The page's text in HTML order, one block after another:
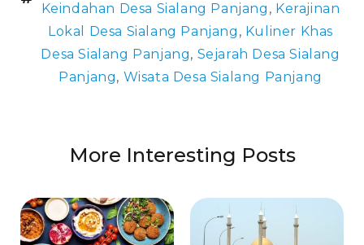
Keindahan Desa Sialang Panjang , Kerajinan
Lokal Desa Sialang Panjang , Kuliner Khas
Desa Sialang Panjang, Sejarah Desa Sialang
Panjang, Wisata Desa Sialang Panjang
More Interesting Posts